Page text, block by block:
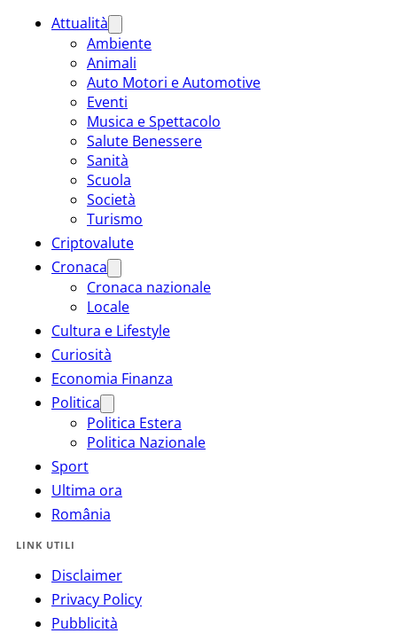
Attualità
Ambiente
Animali
Auto Motori e Automotive
Eventi
Musica e Spettacolo
Salute Benessere
Sanità
Scuola
Società
Turismo
Criptovalute
Cronaca
Cronaca nazionale
Locale
Cultura e Lifestyle
Curiosità
Economia Finanza
Politica
Politica Estera
Politica Nazionale
Sport
Ultima ora
România
LINK UTILI
Disclaimer
Privacy Policy
Pubblicità